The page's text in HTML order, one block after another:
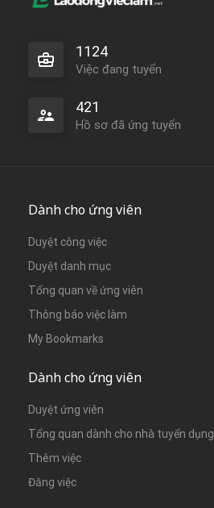
1124
Việc đang tuyển
421
Hồ sơ đã ứng tuyển
Dành cho ứng viên
Duyệt công việc
Duyệt danh mục
Tổng quan về ứng viên
Thông báo việc làm
My Bookmarks
Dành cho ứng viên
Duyệt ứng viên
Tổng quan dành cho nhà tuyển dụng
Thêm việc
Đăng việc